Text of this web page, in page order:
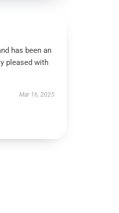
has been an
pleased with
Mar 16, 2025